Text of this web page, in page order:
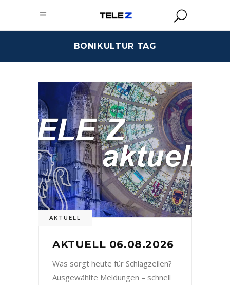
BONIKULTUR TAG
AKTUELL
AKTUELL 06.08.2026
Was sorgt heute für Schlagzeilen?
Ausgewählte Meldungen – schnell